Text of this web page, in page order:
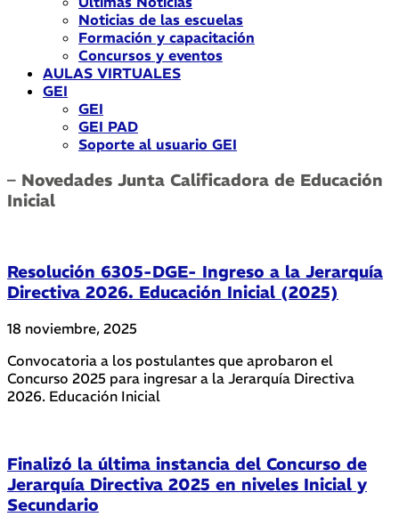
Noticias de las escuelas
Formación y capacitación
Concursos y eventos
AULAS VIRTUALES
GEI
GEI
GEI PAD
Soporte al usuario GEI
– Novedades Junta Calificadora de Educación
Inicial
Resolución 6305-DGE- Ingreso a la Jerarquía
Directiva 2026. Educación Inicial (2025)
18 noviembre, 2025
Convocatoria a los postulantes que aprobaron el
Concurso 2025 para ingresar a la Jerarquía Directiva
2026. Educación Inicial
Finalizó la última instancia del Concurso de
Jerarquía Directiva 2025 en niveles Inicial y
Secundario